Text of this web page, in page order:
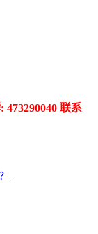
联系